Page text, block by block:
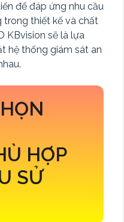
để đáp ứng nhu cầu
trong thiết kế và chất
KBvision sẽ là lựa
hệ thống giám sát an
HỢP
SỬ